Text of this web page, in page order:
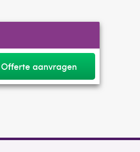
Offerte aanvragen